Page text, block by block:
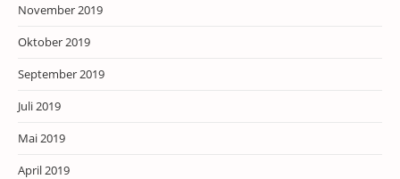
November 2019
Oktober 2019
September 2019
Juli 2019
Mai 2019
April 2019